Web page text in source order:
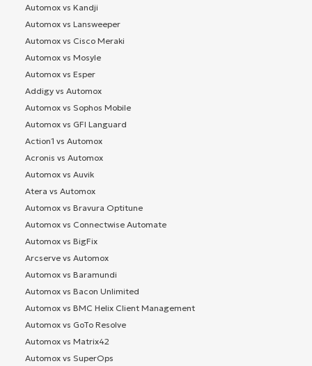
Automox vs Kandji
Automox vs Lansweeper
Automox vs Cisco Meraki
Automox vs Mosyle
Automox vs Esper
Addigy vs Automox
Automox vs Sophos Mobile
Automox vs GFI Languard
Action1 vs Automox
Acronis vs Automox
Automox vs Auvik
Atera vs Automox
Automox vs Bravura Optitune
Automox vs Connectwise Automate
Automox vs BigFix
Arcserve vs Automox
Automox vs Baramundi
Automox vs Bacon Unlimited
Automox vs BMC Helix Client Management
Automox vs GoTo Resolve
Automox vs Matrix42
Automox vs SuperOps